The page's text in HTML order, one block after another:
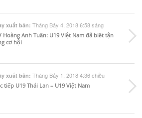
xuất bản: Tháng Bảy 4, 2018 6:58 sáng
Hoàng Anh Tuấn: U19 Việt Nam đã biết tận
cơ hội
xuất bản: Tháng Bảy 1, 2018 4:36 chiều
tiếp U19 Thái Lan – U19 Việt Nam